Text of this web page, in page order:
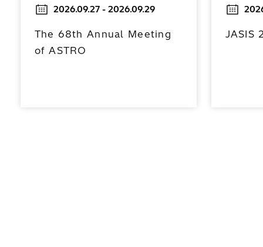
2026.09.27 - 2026.09.29
The 68th Annual Meeting
of ASTRO
JASIS